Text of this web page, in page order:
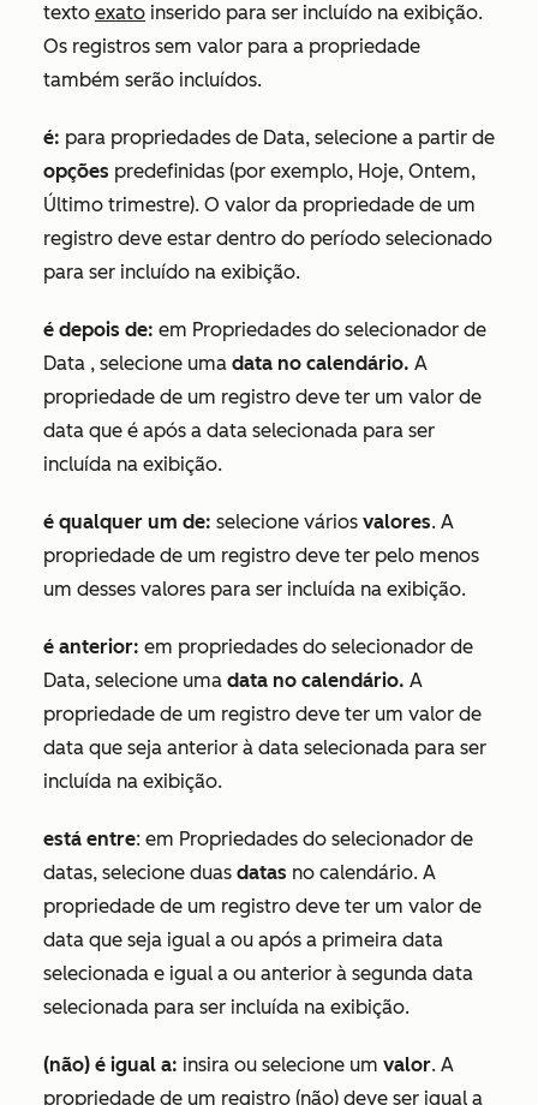
texto exato inserido para ser incluído na exibição.
Os registros sem valor para a propriedade
também serão incluídos.
é: para propriedades de Data, selecione a partir de
opções predefinidas (por exemplo, Hoje, Ontem,
Último trimestre). O valor da propriedade de um
registro deve estar dentro do período selecionado
para ser incluído na exibição.
é depois de: em Propriedades do selecionador de
Data , selecione uma data no calendário. A
propriedade de um registro deve ter um valor de
data que é após a data selecionada para ser
incluída na exibição.
é qualquer um de: selecione vários valores. A
propriedade de um registro deve ter pelo menos
um desses valores para ser incluída na exibição.
é anterior: em propriedades do selecionador de
Data, selecione uma data no calendário. A
propriedade de um registro deve ter um valor de
data que seja anterior à data selecionada para ser
incluída na exibição.
está entre: em Propriedades do selecionador de
datas, selecione duas datas no calendário. A
propriedade de um registro deve ter um valor de
data que seja igual a ou após a primeira data
selecionada e igual a ou anterior à segunda data
selecionada para ser incluída na exibição.
(não) é igual a: insira ou selecione um valor. A
propriedade de um registro (não) deve ser igual a